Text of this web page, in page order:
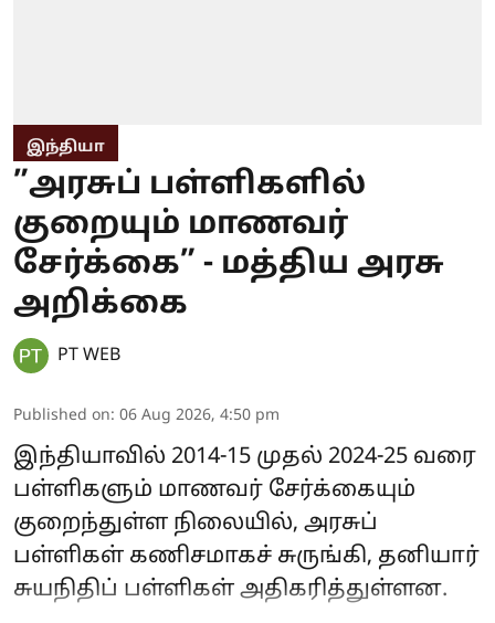
இந்தியா
”அரசுப் பள்ளிகளில்
குறையும் மாணவர்
சேர்க்கை” - மத்திய அரசு
அறிக்கை
PT WEB
Published on: 06 Aug 2026, 4:50 pm
இந்தியாவில் 2014-15 முதல் 2024-25 வரை
பள்ளிகளும் மாணவர் சேர்க்கையும்
குறைந்துள்ள நிலையில், அரசுப்
பள்ளிகள் கணிசமாகச் சுருங்கி, தனியார்
சுயநிதிப் பள்ளிகள் அதிகரித்துள்ளன.